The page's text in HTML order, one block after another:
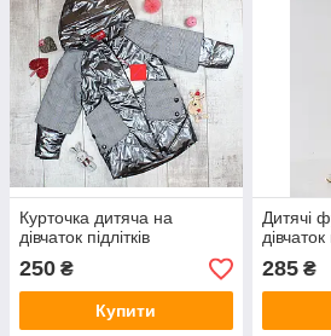
Курточка дитяча на
дівчаток підлітків
250 ₴
Купити
Дитячі
дівчаток
285₴